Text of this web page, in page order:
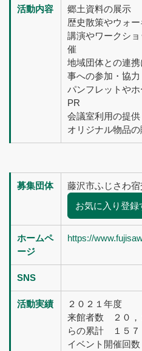
活動内容
郷土資料の展示
歴史散策やウォ
講演やワークシ
催
地域団体との連
事への参加・協力
パンフレットや
PR
会議室利用の提供
オリジナル物品の
募集団体
藤沢市ふじさわ
お気に入り登録
ホームペ
ージ
https://
SNS
活動実績
２０２１年度
来館者数 ２０，
らの累計 １５７
イベント開催回